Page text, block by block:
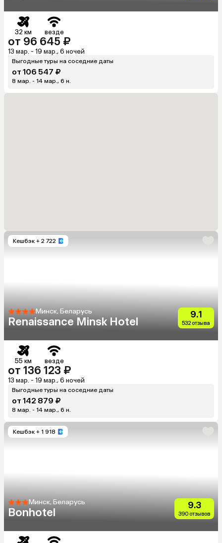
32 км везде
от 96 645 ₽
13 мар. - 19 мар., 6 ночей
Выгодные туры на соседние даты
от 106 547 ₽
8 мар. - 14 мар., 6 н.
Кешбэк + 2 722
Минск, Беларусь
Renaissance Minsk Hotel
9.1
532 отзыва
55 км везде
от 136 123 ₽
13 мар. - 19 мар., 6 ночей
Выгодные туры на соседние даты
от 142 879 ₽
8 мар. - 14 мар., 6 н.
Кешбэк + 1 918
Минск, Беларусь
Bonhotel
9.3
390 отзывов